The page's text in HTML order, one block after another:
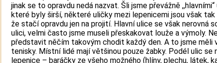
jinak se to opravdu nedá nazvat. Šli jsme převážně ,,hlavními“
které byly širší, některé uličky mezi lepenicemi jsou však tak
že stačí opravdu jen na projití. Hlavní ulice se však nerovná
ulici, velmi často jsme museli přeskakovat louže a výmoly.
představit něčím takovým chodit každý den. A to jsme měli
tenisky. Místní lidé mají většinou pouze žabky. Podél ulic se
lepenice – baráčky ze všeho možného (hlíny, plechu, látek,